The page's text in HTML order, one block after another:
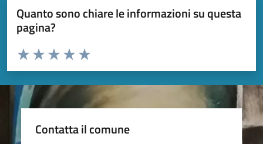
Quanto sono chiare le informazioni su questa
pagina?
Valuta da 1 a 5 stelle la pagina
Valuta 5 stelle su 5
Valuta 4 stelle su 5
Valuta 3 stelle su 5
Valuta 2 stelle su 5
Valuta 1 stelle su 5
Contatta il comune